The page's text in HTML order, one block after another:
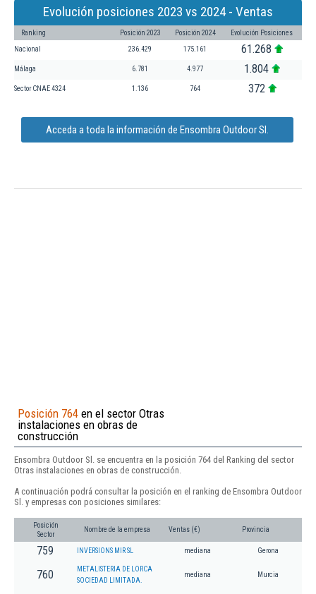
Evolución posiciones 2023 vs 2024 - Ventas
Ranking Posición 2023 Posición 2024 Evolución Posiciones
Nacional 236.429 175.161 61.268
Málaga 6.781 4.977 1.804
Sector CNAE 4324 1.136 764 372
Acceda a toda la información de Ensombra Outdoor Sl.
Posición 764 en el sector Otras
instalaciones en obras de
construcción
Ensombra Outdoor Sl. se encuentra en la posición 764 del Ranking del sector
Otras instalaciones en obras de construcción.
A continuación podrá consultar la posición en el ranking de Ensombra Outdoor
Sl. y empresas con posiciones similares:
Posición
Sector
Nombre de la empresa Ventas (€) Provincia
759 INVERSIONS MIR SL mediana Gerona
760
METALISTERIA DE LORCA
SOCIEDAD LIMITADA.
mediana Murcia